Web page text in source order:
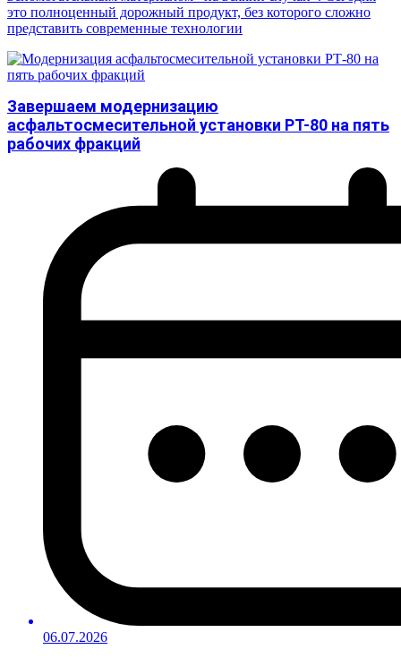
это полноценный дорожный продукт, без которого сложно
представить современные технологии
Завершаем модернизацию
асфальтосмесительной установки РТ-80 на пять
рабочих фракций
06.07.2026